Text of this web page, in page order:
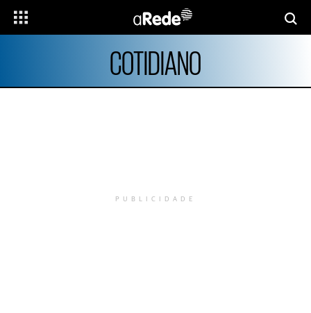
COTIDIANO
PUBLICIDADE